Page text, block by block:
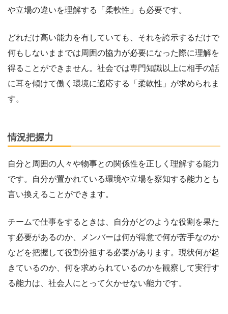
や立場の違いを理解する「柔軟性」も必要です。
どれだけ高い能力を有していても、それを誇示するだけで
何もしないままでは周囲の協力が必要になった際に理解を
得ることができません。社会では専門知識以上に相手の話
に耳を傾けて働く環境に適応する「柔軟性」が求められま
す。
情況把握力
自分と周囲の人々や物事との関係性を正しく理解する能力
です。自分が置かれている環境や立場を察知する能力とも
言い換えることができます。
チームで仕事をするときは、自分がどのような役割を果た
す必要があるのか、メンバーは何が得意で何が苦手なのか
などを把握して役割分担する必要があります。現状何が起
きているのか、何を求められているのかを観察して実行す
る能力は、社会人にとって欠かせない能力です。